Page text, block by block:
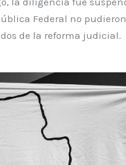
Federal no pudieron
de la reforma judicial.